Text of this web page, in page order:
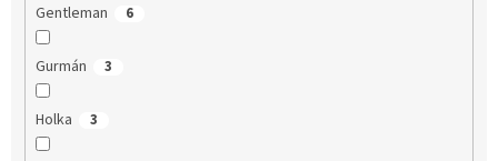
Gentleman 6
Gurmán 3
Holka 3